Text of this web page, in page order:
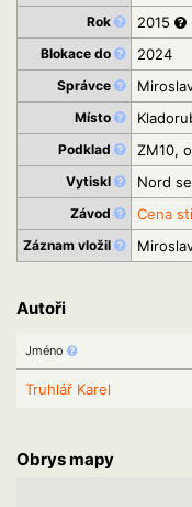
Rok
2015
Blokace do 2024
Správce
Místo
Podklad
ZM10,
Vytiskl
Nord
Závod
Cena
Záznam vložil
Autoři
Jméno
Truhlář Karel
Obrys mapy